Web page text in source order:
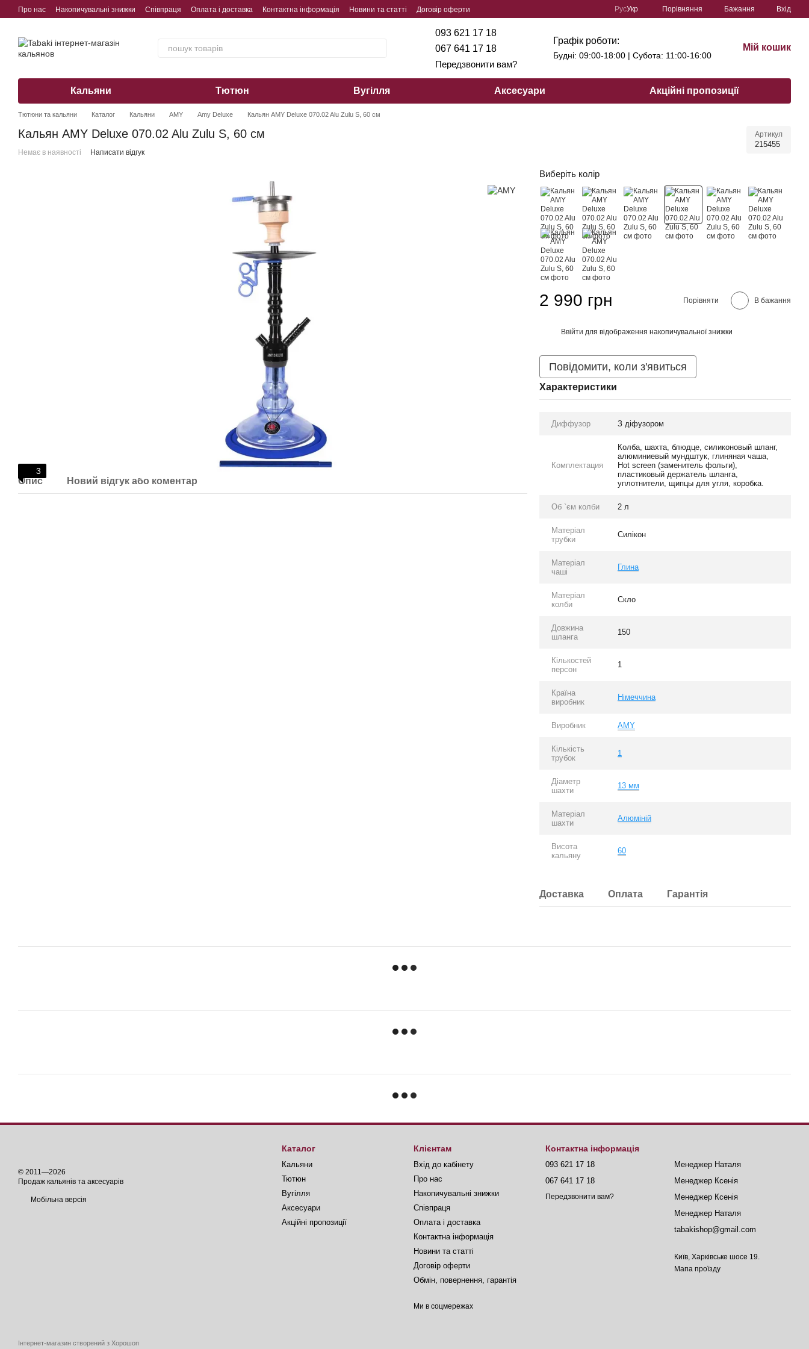
Перейти до основного контенту
Про нас Накопичувальні знижки Співпраця Оплата і доставка Контактна інформація Новини та статті
Договір оферти
РусУкр Порівняння Бажання Вхід
093 621 17 18
067 641 17 18
Передзвонити вам?
Графік роботи:
Будні: 09:00-18:00 | Субота: 11:00-16:00
Мій кошик
Кальяни Тютюн Вугілля Аксесуари Акційні пропозиції
Тютюни та кальяни Каталог Кальяни AMY Amy Deluxe Кальян AMY Deluxe 070.02 Alu Zulu S, 60 см
Кальян AMY Deluxe 070.02 Alu Zulu S, 60 см Артикул
215455
Немає в наявності Написати відгук
3
Опис Новий відгук або коментар
Виберіть колір
2 990 грн Порівняти В бажання
Ввійти для відображення накопичувальної знижки
Повідомити, коли з'явиться
Характеристики
Диффузор З діфузором
Комплектация
Колба, шахта, блюдце, силиконовый шланг,
алюминиевый мундштук, глиняная чаша,
Hot screen (заменитель фольги),
пластиковый держатель шланга,
уплотнители, щипцы для угля, коробка.
Об `єм колби 2 л
Матеріал
трубки
Силікон
Матеріал
чаші
Глина
Матеріал
колби
Скло
Довжина
шланга
150
Кількостей
персон
1
Країна
виробник
Німеччина
Виробник AMY
Кількість
трубок
1
Діаметр
шахти
13 мм
Матеріал
шахти
Алюміній
Висота
кальяну
60
Доставка Оплата Гарантія
© 2011—2026
Продаж кальянів та аксесуарів
Мобільна версія
Інтернет-магазин створений з Хорошоп
Каталог
Кальяни
Тютюн
Вугілля
Аксесуари
Акційні пропозиції
Клієнтам
Вхід до кабінету
Про нас
Накопичувальні знижки
Співпраця
Оплата і доставка
Контактна інформація
Новини та статті
Договір оферти
Обмін, повернення, гарантія
Ми в соцмережах
Контактна інформація
093 621 17 18
067 641 17 18
Передзвонити вам?
Менеджер Наталя
Менеджер Ксенія
Менеджер Ксенія
Менеджер Наталя
tabakishop@gmail.com
Київ, Харківське шосе 19.
Мапа проїзду